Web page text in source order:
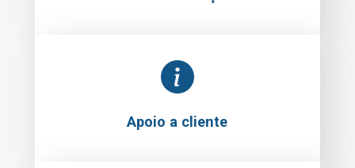
Apoio a cliente